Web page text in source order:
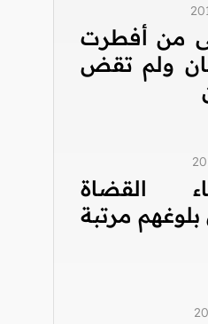
من أفطرت
ولم تقض
القضاة
مرتبة